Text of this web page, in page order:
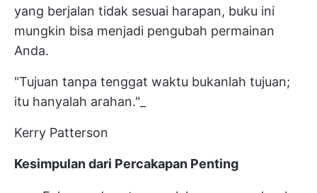
yang berjalan tidak sesuai harapan, buku ini
mungkin bisa menjadi pengubah permainan
Anda.
"Tujuan tanpa tenggat waktu bukanlah tujuan;
itu hanyalah arahan."_
Kerry Patterson
Kesimpulan dari Percakapan Penting